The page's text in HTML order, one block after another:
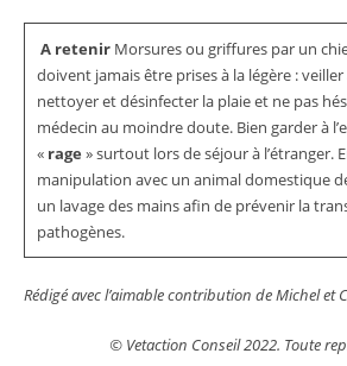
A retenir Morsures ou griffures par un
doivent jamais être prises à la légère :
nettoyer et désinfecter la plaie et ne pas
médecin au moindre doute. Bien garder à
« rage » surtout lors de séjour à l’étranger.
manipulation avec un animal domestique
un lavage des mains afin de prévenir la
pathogènes.
Rédigé avec l’aimable contribution de Michel et
© Vetaction Conseil 2022. Toute